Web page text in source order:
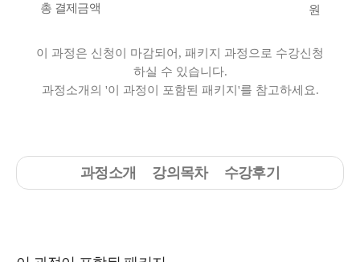
총 결제금액 원
이 과정은 신청이 마감되어, 패키지 과정으로 수강신청
하실 수 있습니다.
과정소개의 '이 과정이 포함된 패키지'를 참고하세요.
과정소개 강의목차 수강후기